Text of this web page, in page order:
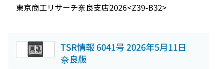
東京商工リサーチ奈良支店2026<Z39-B32>
TSR情報 6041号 2026年5月11日
奈良版